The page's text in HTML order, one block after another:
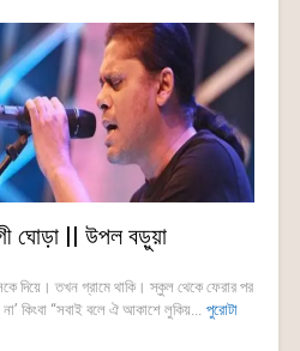
ঘোড়া || উপল বড়ুয়া
দিয়ে। তখন গ্রামে থাকি। স্কুল থেকে ফেরার পর
না’ কিংবা “সবাই বলে ঐ আকাশে লুকিয়... পুরোটা